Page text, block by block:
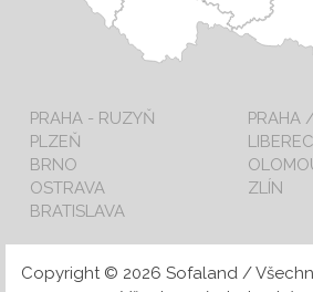
PRAHA - RUZYŇ
PRAHA
PLZEŇ
LIBEREC
BRNO
OSTRAVA
ZLÍN
BRATISLAVA
Copyright © 2026 Sofaland /